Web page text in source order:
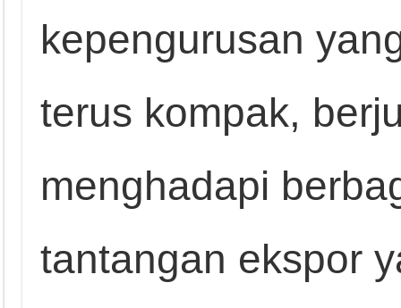
kepengurusan
terus kompak,
menghadapi
tantangan ekspor